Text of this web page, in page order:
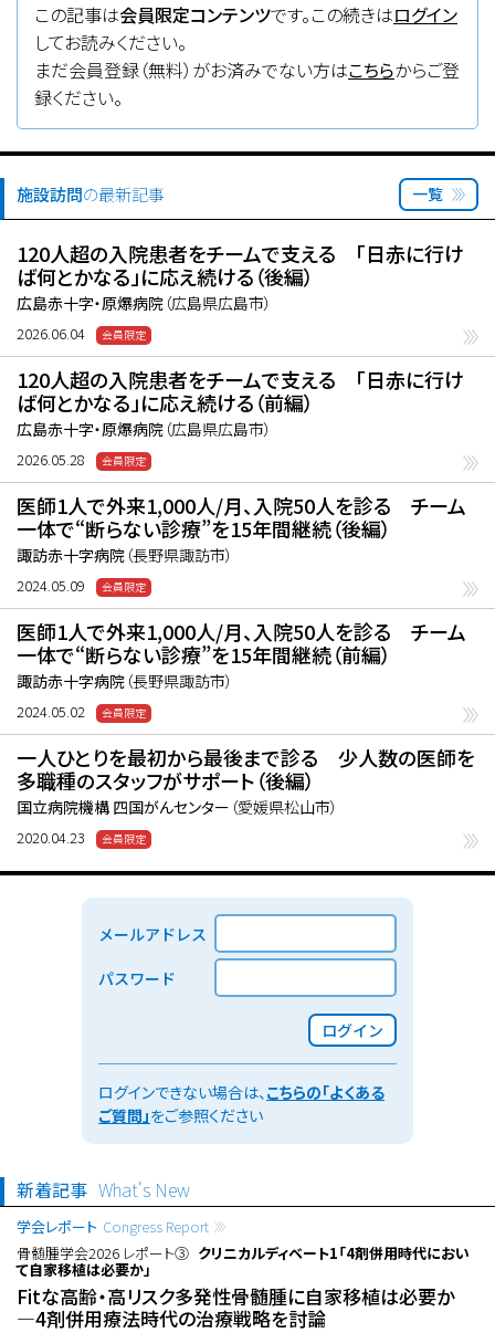
この記事は会員限定コンテンツです。この続きはログイン
してお読みください。
まだ会員登録（無料）がお済みでない方はこちらからご登
録ください。
施設訪問の最新記事 一覧
120人超の入院患者をチームで支える 「日赤に行け
ば何とかなる」に応え続ける（後編）
広島赤十字・原爆病院 （広島県広島市）
2026.06.04
120人超の入院患者をチームで支える 「日赤に行け
ば何とかなる」に応え続ける（前編）
広島赤十字・原爆病院 （広島県広島市）
2026.05.28
医師1人で外来1,000人/月、入院50人を診る チーム
一体で“断らない診療”を15年間継続（後編）
諏訪赤十字病院 （長野県諏訪市）
2024.05.09
医師1人で外来1,000人/月、入院50人を診る チーム
一体で“断らない診療”を15年間継続（前編）
諏訪赤十字病院 （長野県諏訪市）
2024.05.02
一人ひとりを最初から最後まで診る 少人数の医師を
多職種のスタッフがサポート（後編）
国立病院機構 四国がんセンター （愛媛県松山市）
2020.04.23
メールアドレス
パスワード
ログイン
ログインできない場合は、こちらの「よくある
ご質問」をご参照ください
新着記事 What's New
学会レポート Congress Report
骨髄腫学会2026 レポート③ クリニカルディベート1「4剤併用時代におい
て自家移植は必要か」
Fitな高齢・高リスク多発性骨髄腫に自家移植は必要か
―4剤併用療法時代の治療戦略を討論